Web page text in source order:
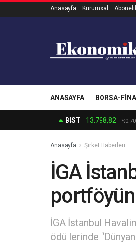
Anasayfa Kurumsal
ANASAYFA BORSA-
BIST 13.798,82 %0.70
Anasayfa Şirket Haberleri
İGA
İGA İstanbul
ödüllerinde